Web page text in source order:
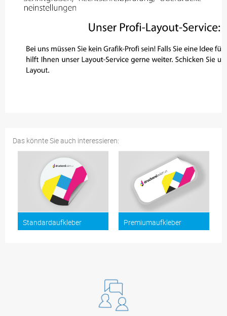
Das könnte Sie auch interessieren:
Standardaufkleber Premiumaufkleber